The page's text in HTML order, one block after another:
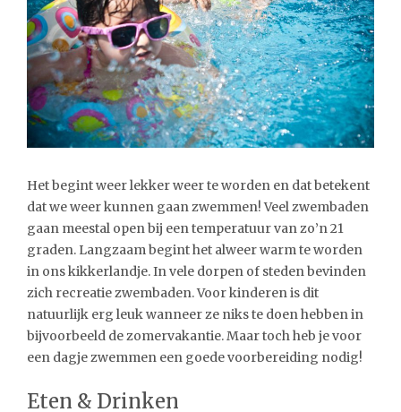
Het begint weer lekker weer te worden en dat betekent
dat we weer kunnen gaan zwemmen! Veel zwembaden
gaan meestal open bij een temperatuur van zo’n 21
graden. Langzaam begint het alweer warm te worden
in ons kikkerlandje. In vele dorpen of steden bevinden
zich recreatie zwembaden. Voor kinderen is dit
natuurlijk erg leuk wanneer ze niks te doen hebben in
bijvoorbeeld de zomervakantie. Maar toch heb je voor
een dagje zwemmen een goede voorbereiding nodig!
Eten & Drinken